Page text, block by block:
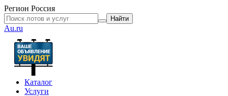
Регион Россия
Найти
Au.ru
Каталог
Услуги